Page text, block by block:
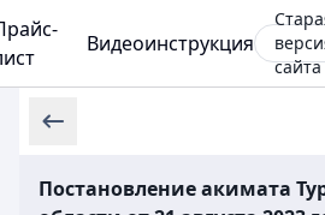
Видеоинструкция
сайта
Постановление акимата